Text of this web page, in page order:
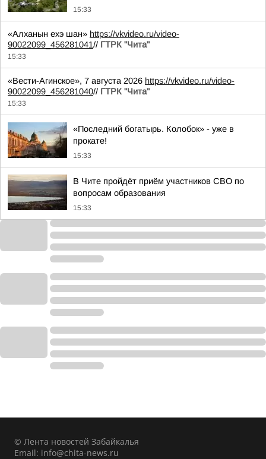
15:33
«Алханын ехэ шан» https://vkvideo.ru/video-
90022099_456281041// ГТРК "Чита"
15:33
«Вести-Агинское», 7 августа 2026 https://vkvideo.ru/video-
90022099_456281040// ГТРК "Чита"
15:33
«Последний богатырь. Колобок» - уже в
прокате!
15:33
В Чите пройдёт приём участников СВО по
вопросам образования
15:33
© Лента новостей Забайкалья
Email: info@chita-news.ru